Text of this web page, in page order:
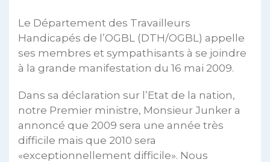
Le Département des Travailleurs
Handicapés de l’OGBL (DTH/OGBL) appelle
ses membres et sympathisants à se joindre
à la grande manifestation du 16 mai 2009.
Dans sa déclaration sur l’Etat de la nation,
notre Premier ministre, Monsieur Junker a
annoncé que 2009 sera une année très
difficile mais que 2010 sera
«exceptionnellement difficile». Nous